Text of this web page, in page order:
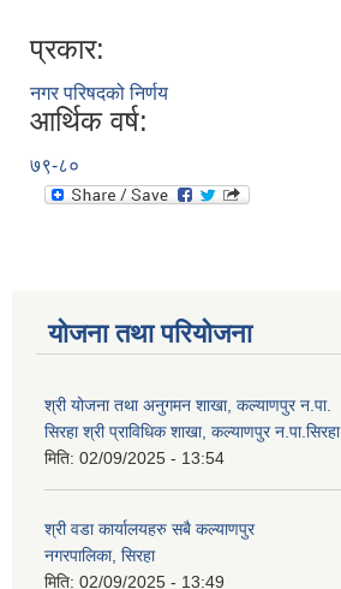
प्रकार:
नगर परिषदको निर्णय
आर्थिक वर्ष:
७९-८०
योजना तथा परियोजना
श्री योजना तथा अनुगमन शाखा, कल्याणपुर न.पा.
सिरहा श्री प्राविधिक शाखा, कल्याणपुर न.पा.सिरहा
मिति: 02/09/2025 - 13:54
श्री वडा कार्यालयहरु सबै कल्याणपुर
नगरपालिका, सिरहा
मिति: 02/09/2025 - 13:49